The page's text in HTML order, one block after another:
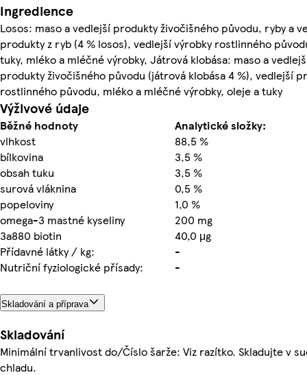
Ingredience
Losos: maso a vedlejší produkty živočišného původu, ryby a
produkty z ryb (4 % losos), vedlejší výrobky rostlinného
tuky, mléko a mléčné výrobky, Játrová klobása: maso a
produkty živočišného původu (játrová klobása 4 %), vedlejší
rostlinného původu, mléko a mléčné výrobky, oleje a tuky
Výživové údaje
Běžné hodnoty
Analytické složky:
vlhkost
88,5 %
bílkovina
3,5 %
obsah tuku
3,5 %
surová vláknina
0,5 %
popeloviny
1,0 %
omega-3 mastné kyseliny
200 mg
3a880 biotin
40,0 μg
Přídavné látky / kg:
-
Nutriční fyziologické přísady:
-
Skladování a příprava
Skladování
Minimální trvanlivost do/Číslo šarže: Viz razítko. Skladujte v
chladu.